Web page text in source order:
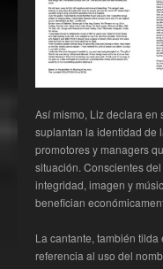
Así mismo, Liz declara en
suplantan la identidad de
promotores y managers
situación. Conscientes
integridad, imagen y
benefician
La cantante, también
referencia al uso del